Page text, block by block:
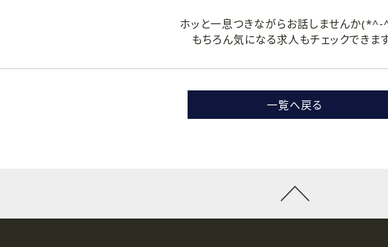
ホッと一息つきながらお話しませんか(*^-
もちろん気になる求人もチェックできます
一覧へ戻る